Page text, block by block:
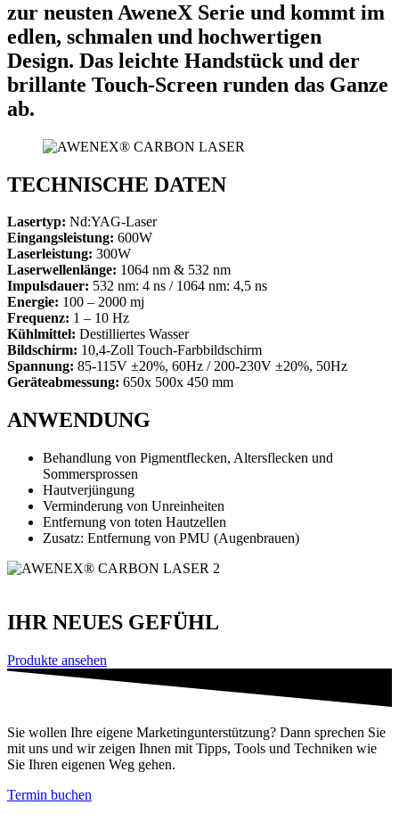
zur neusten AweneX Serie und kommt im
edlen, schmalen und hochwertigen
Design. Das leichte Handstück und der
brillante Touch-Screen runden das Ganze
ab.
TECHNISCHE DATEN
Lasertyp: Nd:YAG-Laser
Eingangsleistung: 600W
Laserleistung: 300W
Laserwellenlänge: 1064 nm & 532 nm
Impulsdauer: 532 nm: 4 ns / 1064 nm: 4,5 ns
Energie: 100 – 2000 mj
Frequenz: 1 – 10 Hz
Kühlmittel: Destilliertes Wasser
Bildschirm: 10,4-Zoll Touch-Farbbildschirm
Spannung: 85-115V ±20%, 60Hz / 200-230V ±20%, 50Hz
Geräteabmessung: 650x 500x 450 mm
ANWENDUNG
Behandlung von Pigmentflecken, Altersflecken und
Sommersprossen
Hautverjüngung
Verminderung von Unreinheiten
Entfernung von toten Hautzellen
Zusatz: Entfernung von PMU (Augenbrauen)
IHR NEUES GEFÜHL
Produkte ansehen
Sie wollen Ihre eigene Marketingunterstützung? Dann sprechen Sie
mit uns und wir zeigen Ihnen mit Tipps, Tools und Techniken wie
Sie Ihren eigenen Weg gehen.
Termin buchen